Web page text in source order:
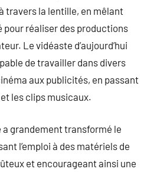
travers la lentille, en mêlant
réaliser des productions
Le vidéaste d’aujourd’hui
de travailler dans divers
aux publicités, en passant
les clips musicaux.
grandement transformé le
l’emploi à des matériels de
et encourageant ainsi une